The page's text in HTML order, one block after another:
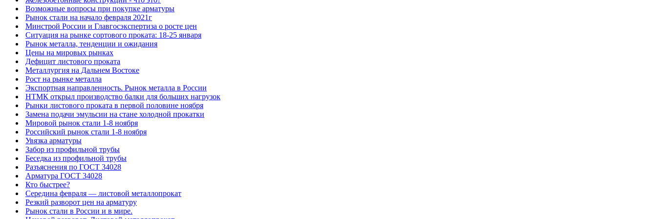
Возможные вопросы при покупке арматуры
Рынок стали на начало февраля 2021г
Минстрой России и Главгосэкспертиза о росте цен
Ситуация на рынке сортового проката: 18-25 января
Рынок металла, тенденции и ожидания
Цены на мировых рынках
Дефицит листового проката
Металлургия на Дальнем Востоке
Рост на рынке металла
Экспортная направленность. Рынок металла в России
НТМК открыл производство балки для больших нагрузок
Рынки листового проката в первой половине ноября
Замена подачи эмульсии на стане холодной прокатки
Мировой рынок стали 1-8 ноября
Российский рынок стали 1-8 ноября
Увязка арматуры
Забор из профильной трубы
Беседка из профильной трубы
Разъяснения по ГОСТ 34028
Арматура ГОСТ 34028
Кто быстрее?
Середина февраля — листовой металлопрокат
Резкий разворот цен на арматуру
Рынок стали в России и в мире.